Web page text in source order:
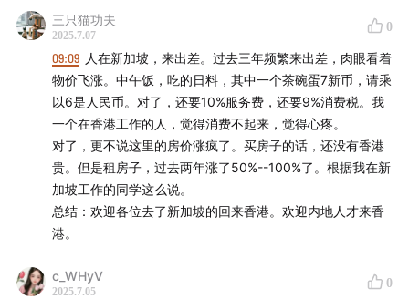
再现同向波动。
1:10:52目前，中国宏观经济数据在发布时通常会附带详细
的官方解读，这些解读已经相当全面。如果要进一步深入
分析，就需要探究各项数据之间的相互关系，以及中国与
美国之间数据的对比关系。我们可以基于官方解读，持续
跟踪中美数据在一段时间内的变化。
【本期相关】
国家统计局城市司首席统计师董莉娟解读2025年5月份
CPI和PPI数据 - 国家统计局
三只猫功夫
2025.7.07
0
09:09 人在新加坡，来出差。过去三年频繁来出差，肉眼看着
物价飞涨。中午饭，吃的日料，其中一个茶碗蛋7新币，请乘
以6是人民币。对了，还要10%服务费，还要9%消费税。我
一个在香港工作的人，觉得消费不起来，觉得心疼。
对了，更不说这里的房价涨疯了。买房子的话，还没有香港
贵。但是租房子，过去两年涨了50%--100%了。根据我在新
加坡工作的同学这么说。
总结：欢迎各位去了新加坡的回来香港。欢迎内地人才来香
港。
c_WHyV
2025.7.05
0